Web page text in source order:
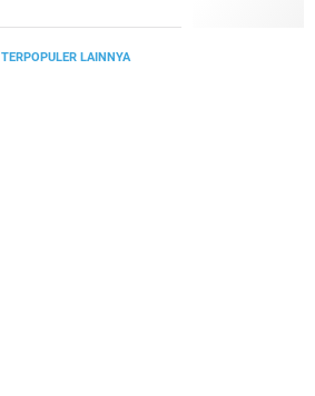
TERPOPULER LAINNYA